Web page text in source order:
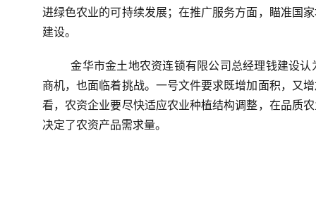
进绿色农业的可持续发展；在推广服务方面，瞄准国
建设。
	金华市金土地农资连锁有限公司总经理钱建设认为，一号文件给农民吃了一颗定心丸，对农资人来说既要看到
商机，也面临着挑战。一号文件要求既增加面积，又
看，农资企业要尽快适应农业种植结构调整，在品质
决定了农资产品需求量。